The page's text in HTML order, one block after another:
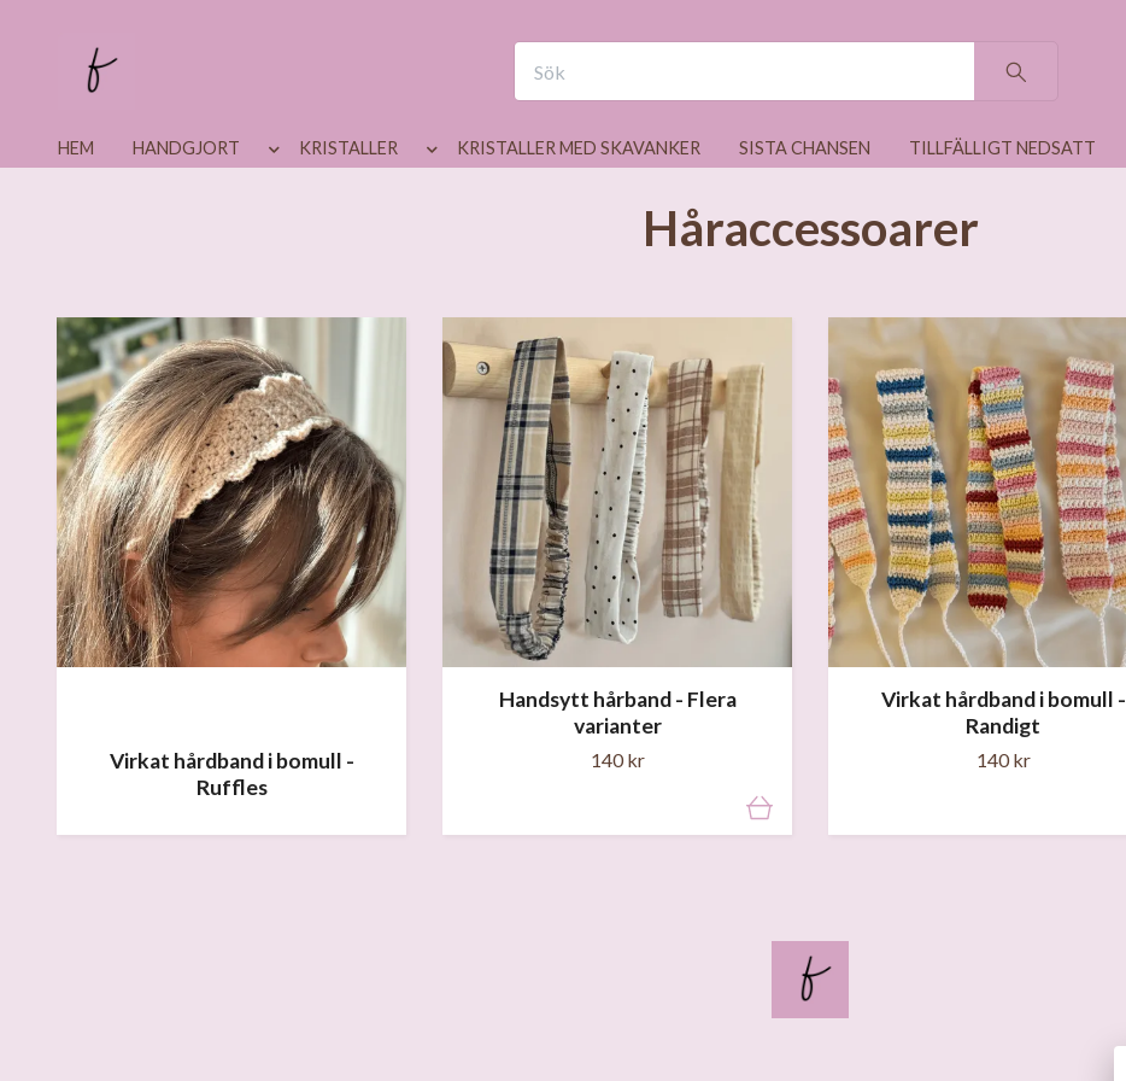
HEM HANDGJORT KRISTALLER KRISTALLER MED SKAVANKER SISTA CHANSEN TILLFÄLLIGT NEDSATT
Håraccessoarer
Virkat hårdband i bomull -
Ruffles
Handsytt hårband - Flera
varianter
140 kr
Virkat hårdband i bomull -
Randigt
140 kr